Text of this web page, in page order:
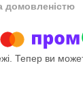
домовленістю
Тепер ви